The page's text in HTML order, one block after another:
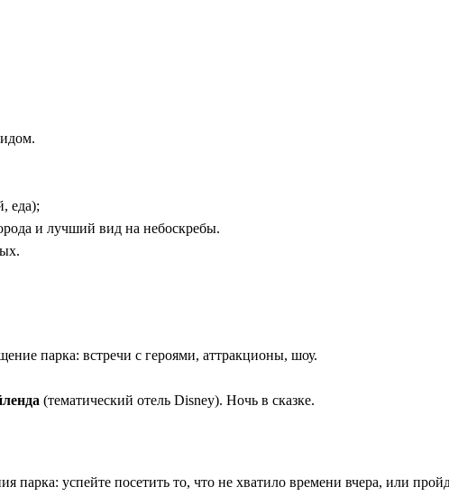
взрослые оценят красоту садов Сучжоу и древних храмов
еда);
и лучший вид на небоскребы.
парка: встречи с героями, аттракционы, шоу.
(тематический отель Disney). Ночь в сказке.
парка: успейте посетить то, что не хватило времени вчера, или